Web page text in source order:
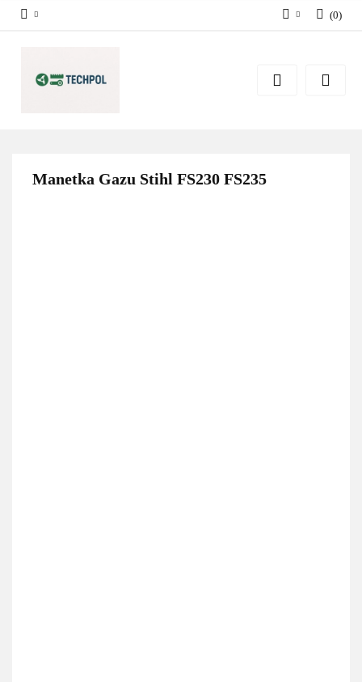
Zarejestruj się
(0)
Manetka Gazu Stihl FS230 FS235